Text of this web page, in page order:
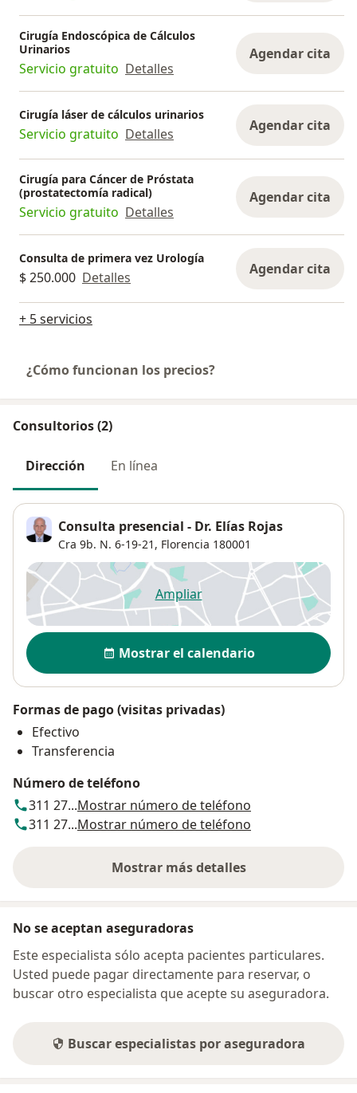
Cirugía Endoscópica de Cálculos
Urinarios
Servicio gratuito Detalles
Agendar cita
Cirugía láser de cálculos urinarios
Servicio gratuito Detalles Agendar cita
Cirugía para Cáncer de Próstata
(prostatectomía radical)
Servicio gratuito Detalles
Agendar cita
Consulta de primera vez Urología
$ 250.000 Detalles Agendar cita
+ 5 servicios
¿Cómo funcionan los precios?
Consultorios (2)
Dirección En línea
Consulta presencial - Dr. Elías Rojas
Cra 9b. N. 6-19-21, Florencia 180001
Ampliarse abre en una nueva
Disponibilidad
Mostrar el calendario
Formas de pago (visitas privadas)
Efectivo
Transferencia
Número de teléfono
311 27...Mostrar número de teléfono
311 27...Mostrar número de teléfono
Mostrar más detalles
sobre la dirección
No se aceptan aseguradoras
Este especialista sólo acepta pacientes particulares.
Usted puede pagar directamente para reservar, o
buscar otro especialista que acepte su aseguradora.
Buscar especialistas por aseguradora